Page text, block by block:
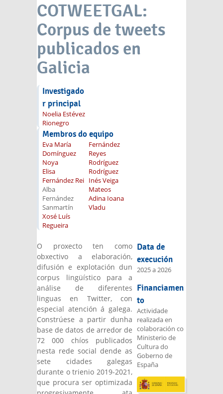
COTWEETGAL:
Corpus de tweets
publicados en
Galicia
Investigado
r principal
Noelia Estévez
Rionegro
Membros do equipo
Eva María
Domínguez
Noya
Elisa
Fernández Rei
Alba
Fernández
Sanmartín
Xosé Luís
Regueira
Fernández
Reyes
Rodríguez
Rodríguez
Inés Veiga
Mateos
Adina Ioana
Vladu
O proxecto ten como
obxectivo a elaboración,
difusión e explotación dun
corpus lingüístico para a
análise de diferentes
linguas en Twitter, con
especial atención á galega.
Constrúese a partir dunha
base de datos de arredor de
72 000 chíos publicados
nesta rede social dende as
sete cidades galegas
durante o trienio 2019-2021,
que procura ser optimizada
Data de
execución
2025a2026
Financiamen
to
Actividade
realizada en
colaboración co
Ministerio de
Cultura do
Goberno de
España